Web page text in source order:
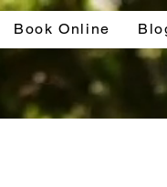
Book Online